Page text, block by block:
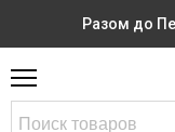
Разом до